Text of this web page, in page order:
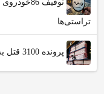
تراستی‌ها
پرونده 3100 قتل به صلح و سازش ختم شد